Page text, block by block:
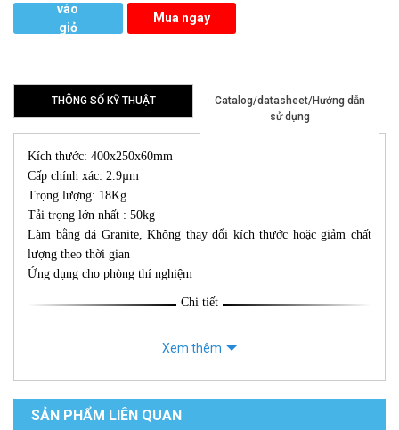
vào
giỏ
Mua ngay
THÔNG SỐ KỸ THUẬT
Catalog/datasheet/Hướng dẫn
sử dụng
Kích thước: 400x250x60mm
Cấp chính xác: 2.9µm
Trọng lượng: 18Kg
Tải trọng lớn nhất : 50kg
Làm bằng đá Granite, Không thay đổi kích thước hoặc giảm chất
lượng theo thời gian
Ứng dụng cho phòng thí nghiệm
Chi tiết
Xem thêm
SẢN PHẨM LIÊN QUAN